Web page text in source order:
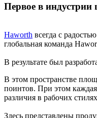
Первое в индустрии
Haworth всегда с
глобальная команда
В результате был
В этом пространстве
поинтов. При этом
различия в рабочих
Здесь представлены